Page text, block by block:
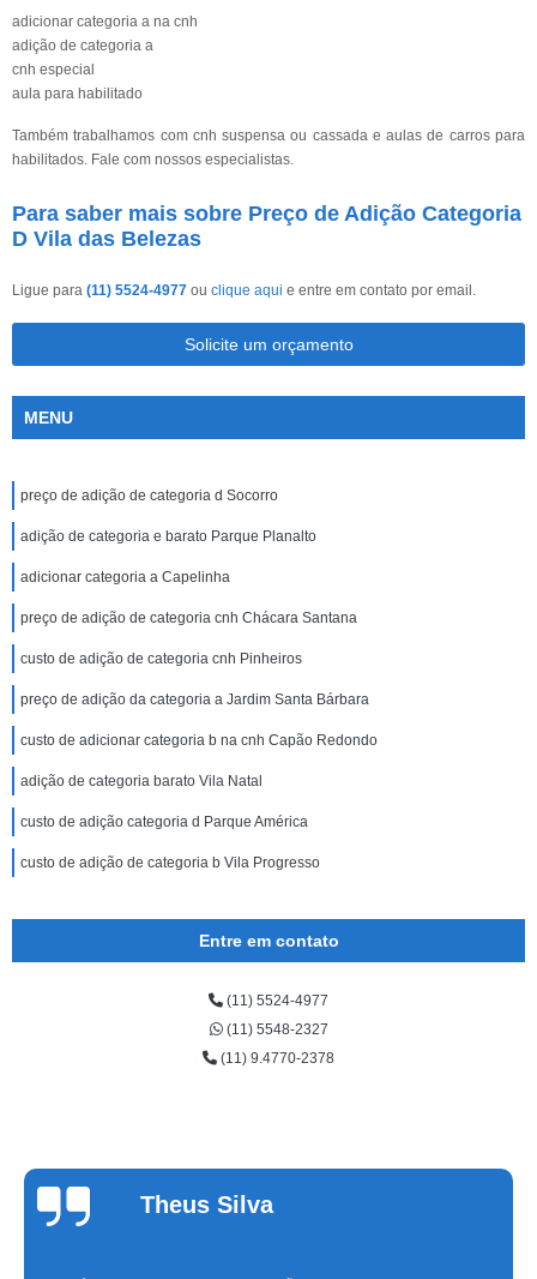
adicionar categoria a na cnh
adição de categoria a
cnh especial
aula para habilitado
Também trabalhamos com cnh suspensa ou cassada e aulas de carros para
habilitados. Fale com nossos especialistas.
Para saber mais sobre Preço de Adição Categoria
D Vila das Belezas
Ligue para (11) 5524-4977 ou clique aqui e entre em contato por email.
Solicite um orçamento
MENU
preço de adição de categoria d Socorro
adição de categoria e barato Parque Planalto
adicionar categoria a Capelinha
preço de adição de categoria cnh Chácara Santana
custo de adição de categoria cnh Pinheiros
preço de adição da categoria a Jardim Santa Bárbara
custo de adicionar categoria b na cnh Capão Redondo
adição de categoria barato Vila Natal
custo de adição categoria d Parque América
custo de adição de categoria b Vila Progresso
Entre em contato
(11) 5524-4977
(11) 5548-2327
(11) 9.4770-2378
Cinthia
Alvarenga